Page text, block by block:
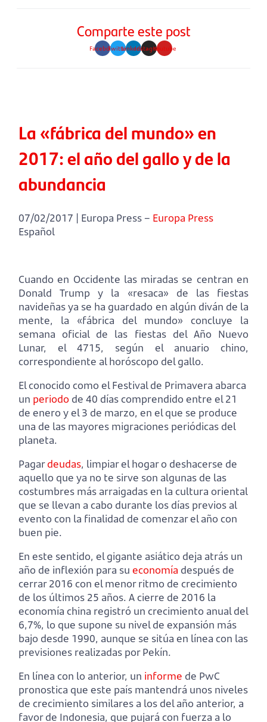
Comparte este post
FacebookTwitterLinkedinInstagramYoutube
La «fábrica del mundo» en
2017: el año del gallo y de la
abundancia
07/02/2017 | Europa Press – Europa Press
Español
Cuando en Occidente las miradas se centran en
Donald Trump y la «resaca» de las fiestas
navideñas ya se ha guardado en algún diván de la
mente, la «fábrica del mundo» concluye la
semana oficial de las fiestas del Año Nuevo
Lunar, el 4715, según el anuario chino,
correspondiente al horóscopo del gallo.
El conocido como el Festival de Primavera abarca
un periodo de 40 días comprendido entre el 21
de enero y el 3 de marzo, en el que se produce
una de las mayores migraciones periódicas del
planeta.
Pagardeudas, limpiar el hogar o deshacerse de
aquello que ya no te sirve son algunas de las
costumbres más arraigadas en la cultura oriental
que se llevan a cabo durante los días previos al
evento con la finalidad de comenzar el año con
buen pie.
En este sentido, el gigante asiático deja atrás un
año de inflexión para su economía después de
cerrar 2016 con el menor ritmo de crecimiento
de los últimos 25 años. A cierre de 2016 la
economía china registró un crecimiento anual del
6,7%, lo que supone su nivel de expansión más
bajo desde 1990, aunque se sitúa en línea con las
previsiones realizadas por Pekín.
En línea con lo anterior, un informe de PwC
pronostica que este país mantendrá unos niveles
de crecimiento similares a los del año anterior, a
favor de Indonesia, que pujará con fuerza a lo